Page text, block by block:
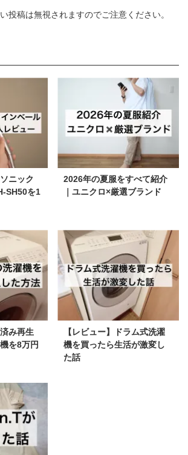
投稿は無視されますのでご注意ください。
ニック
SH50を1
2026年の夏服をすべて紹介
｜ユニクロ×厳選ブランド
み再生
を8万円
【レビュー】ドラム式洗濯
機を買ったら生活が激変し
た話